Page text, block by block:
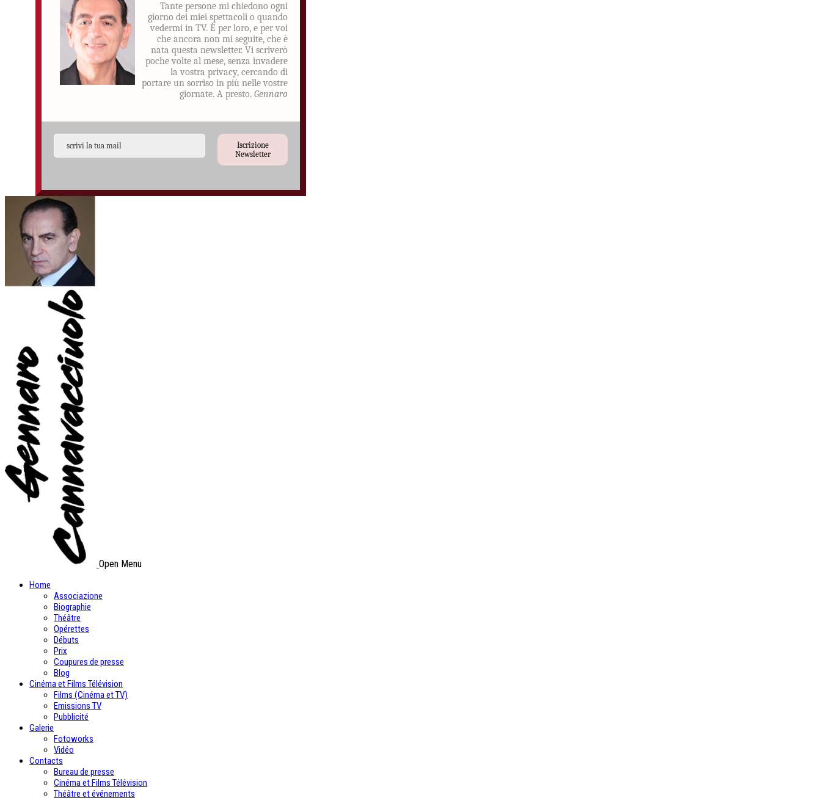
Tante persone mi chiedono ogni
giorno dei miei spettacoli o quando
vedermi in TV. È per loro, e per voi
che ancora non mi seguite, che è
nata questa newsletter. Vi scriverò
poche volte al mese, senza invadere
la vostra privacy, cercando di
portare un sorriso in più nelle vostre
giornate. A presto. Gennaro
Iscrizione
Newsletter
Open Menu
Home
Associazione
Biographie
Théâtre
Opérettes
Débuts
Prix
Coupures de presse
Blog
Cinéma et Films Télévision
Films (Cinéma et TV)
Emissions TV
Pubblicité
Galerie
Fotoworks
Vidéo
Contacts
Bureau de presse
Cinéma et Films Télévision
Théâtre et événements